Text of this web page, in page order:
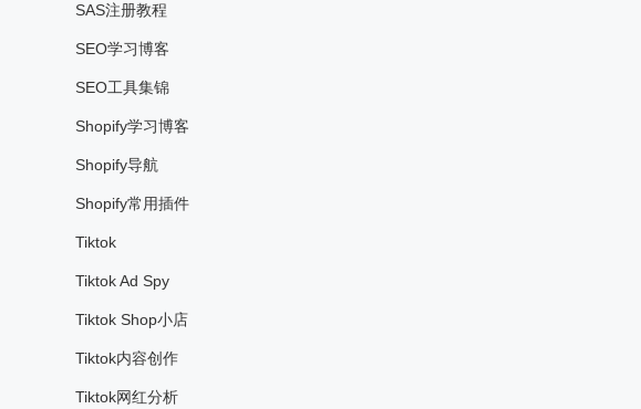
SAS注册教程
SEO学习博客
SEO工具集锦
Shopify学习博客
Shopify导航
Shopify常用插件
Tiktok
Tiktok Ad Spy
Tiktok Shop小店
Tiktok内容创作
Tiktok网红分析